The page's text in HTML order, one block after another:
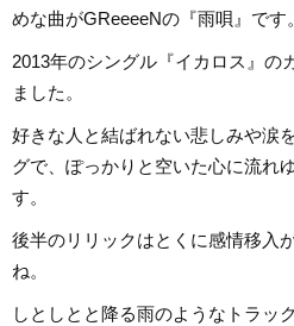
めな曲がGReeeeNの『雨唄』です。
2013年のシングル『イカロス』の
ました。
好きな人と結ばれない悲しみや涙
グで、ぽっかりと空いた心に流れ
す。
後半のリリックはとくに感情移入
ね。
しとしとと降る雨のようなトラッ